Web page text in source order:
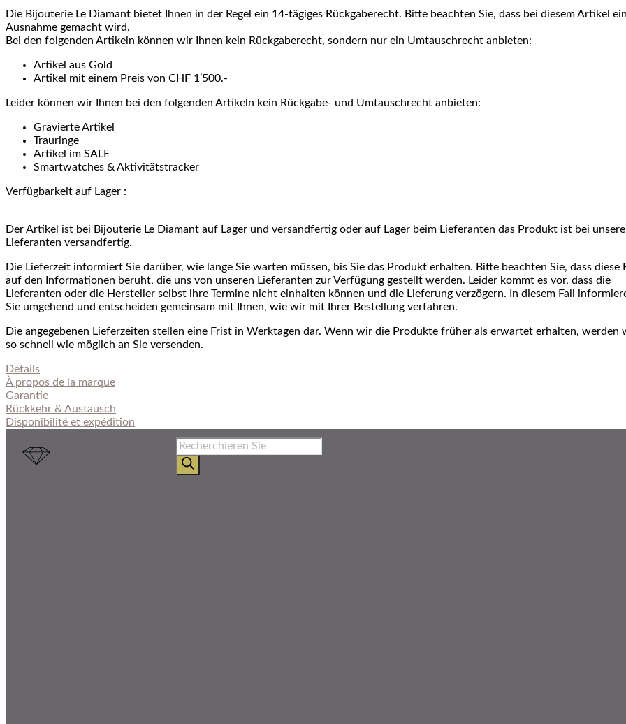
Die Bijouterie Le Diamant bietet Ihnen in der Regel ein 14-tägiges Rückgaberecht. Bitte beachten Sie, dass bei diesem Artikel
Ausnahme gemacht wird.
Bei den folgenden Artikeln können wir Ihnen kein Rückgaberecht, sondern nur ein Umtauschrecht anbieten:
Artikel aus Gold
Artikel mit einem Preis von CHF 1’500.-
Leider können wir Ihnen bei den folgenden Artikeln kein Rückgabe- und Umtauschrecht anbieten:
Gravierte Artikel
Trauringe
Artikel im SALE
Smartwatches & Aktivitätstracker
Verfügbarkeit auf Lager :
Der Artikel ist bei Bijouterie Le Diamant auf Lager und versandfertig oder auf Lager beim Lieferanten das Produkt ist bei
Lieferanten versandfertig.
Die Lieferzeit informiert Sie darüber, wie lange Sie warten müssen, bis Sie das Produkt erhalten. Bitte beachten Sie, dass diese
auf den Informationen beruht, die uns von unseren Lieferanten zur Verfügung gestellt werden. Leider kommt es vor, dass die
Lieferanten oder die Hersteller selbst ihre Termine nicht einhalten können und die Lieferung verzögern. In diesem Fall
Sie umgehend und entscheiden gemeinsam mit Ihnen, wie wir mit Ihrer Bestellung verfahren.
Die angegebenen Lieferzeiten stellen eine Frist in Werktagen dar. Wenn wir die Produkte früher als erwartet erhalten, werden
so schnell wie möglich an Sie versenden.
Détails
À propos de la marque
Garantie
Rückkehr & Austausch
Disponibilité et expédition
Produkte
suchen